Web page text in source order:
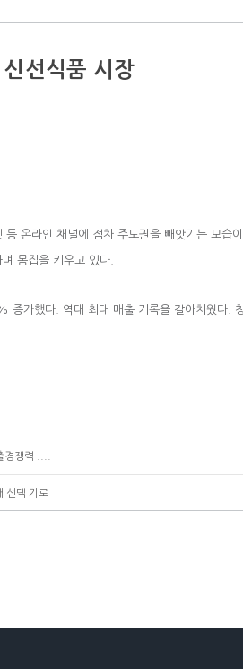
선식품 시장
온라인 채널에 점차 주도권을 빼앗기는 모습이
몸집을 키우고 있다.
가했다. 역대 최대 매출 기록을 갈아치웠다.
경쟁력 ....
선택 기로